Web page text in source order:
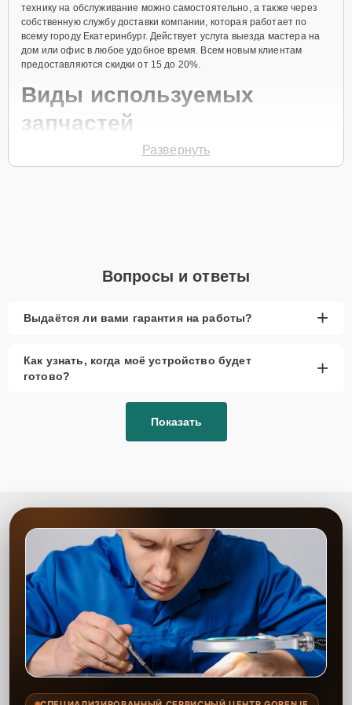
технику на обслуживание можно самостоятельно, а также через
собственную службу доставки компании, которая работает по
всему городу Екатеринбург. Действует услуга выезда мастера на
дом или офис в любое удобное время. Всем новым клиентам
предоставляются скидки от 15 до 20%.
Виды используемых
запчастей
Для ремонта посудомоечной машины модели GV63324XV
активное использование устройства дольше
запчастей.
рассмотреть вариант с использованием
качественного аналога брендовой детали.
высококачественные запчасти, будь это 100% оригинал, или
надежные аналоги проверенных и зарекомендовавших себя
Позвонить по телефону горячей линии или
запросить обратный звонок через Форму заявки
для быстрого уточнения деталей.
Привезти устройство в ближайший центр или
передать аппарат курьеру службы доставки,
дождаться результатов диагностики и принять
решение.
Дождаться оповещения о готовности и забрать
устройство самостоятельно или воспользоваться
курьерской доставкой.
Развернуть
Вопросы и ответы
Выдаётся ли вами гарантия на работы? +
Как узнать, когда моё устройство будет
готово?
+
Показать